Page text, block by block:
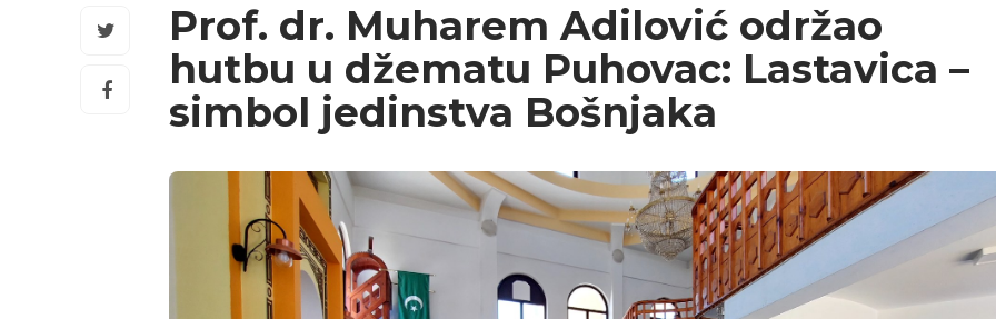
Prof. dr. Muharem Adilović održao
hutbu u džematu Puhovac: Lastavica –
simbol jedinstva Bošnjaka